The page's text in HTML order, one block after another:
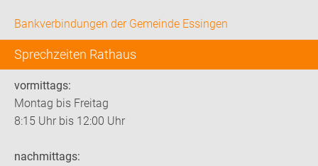
Bankverbindungen der Gemeinde Essingen
Sprechzeiten Rathaus
vormittags:
Montag bis Freitag
8:15 Uhr bis 12:00 Uhr
nachmittags: